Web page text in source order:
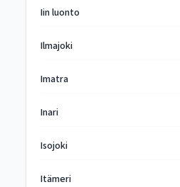
Iin luonto
Ilmajoki
Imatra
Inari
Isojoki
Itämeri